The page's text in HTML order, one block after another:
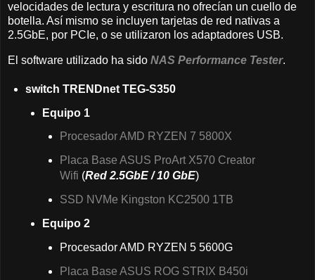
velocidades de lectura y escritura no ofrecían un cuello de
botella. Así mismo se incluyen tarjetas de red nativas a
2.5GbE, por PCIe, o se utilizaron los adaptadores USB.
El software utilizado ha sido NAS Performance Tester.
switch TRENDnet TEG-S350
Equipo 1
Procesador AMD RYZEN 7 5800X
Placa Base ASUS ProArt X570 Creator
Wifi (Red 2.5GbE / 10 GbE)
SSD NVMe Kingston KC2500 1TB
Equipo 2
Procesador AMD RYZEN 5 5600G
Placa Base ASUS ROG STRIX B450i